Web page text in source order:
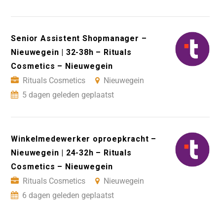
Senior Assistent Shopmanager –
Nieuwegein | 32-38h – Rituals
Cosmetics – Nieuwegein
Rituals Cosmetics
Nieuwegein
5 dagen geleden geplaatst
Winkelmedewerker oproepkracht –
Nieuwegein | 24-32h – Rituals
Cosmetics – Nieuwegein
Rituals Cosmetics
Nieuwegein
6 dagen geleden geplaatst